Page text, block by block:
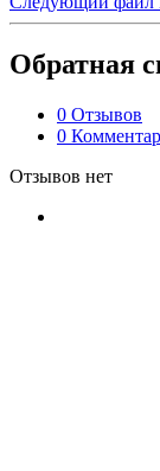
Обратная
0 Отзывов
0
Отзывов нет